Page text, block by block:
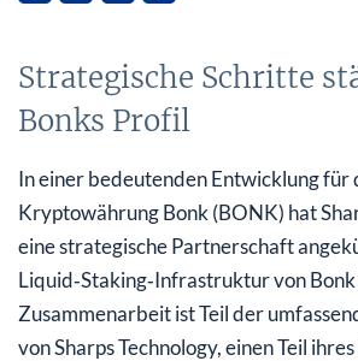
ETF‑Anmeldungen und
Auswirkungen für Stakeholder
Ausblick
Strategische Schritte
Bonks Profil
In einer bedeutenden Entwicklung für
Kryptowährung Bonk (BONK) hat
eine strategische Partnerschaft
Liquid‑Staking‑Infrastruktur von
Zusammenarbeit ist Teil der
von Sharps Technology, einen Teil